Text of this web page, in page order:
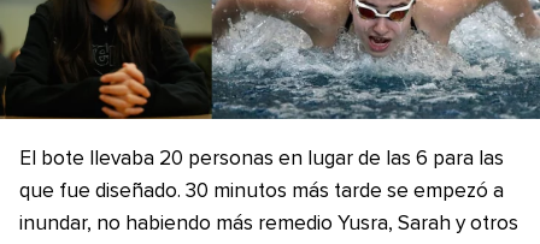
El bote llevaba 20 personas en lugar de las 6 para las
que fue diseñado. 30 minutos más tarde se empezó a
inundar, no habiendo más remedio Yusra, Sarah y otros